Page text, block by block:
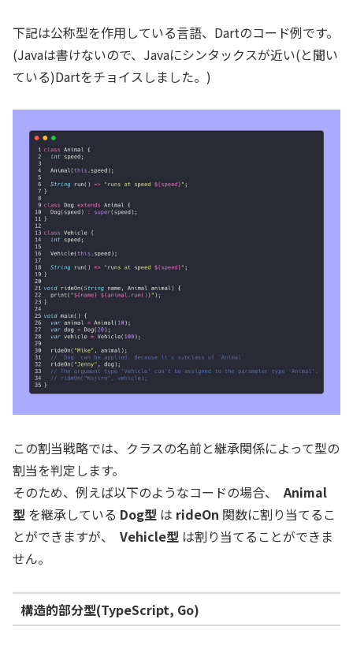
下記は公称型を作用している言語、Dartのコード例です。
(Javaは書けないので、Javaにシンタックスが近い(と聞い
ている)Dartをチョイスしました。)
この割当戦略では、クラスの名前と継承関係によって型の
割当を判定します。
そのため、例えば以下のようなコードの場合、Animal
型 を継承している Dog型 は rideOn 関数に割り当てるこ
とができますが、 Vehicle型 は割り当てることができま
せん。
構造的部分型(TypeScript, Go)